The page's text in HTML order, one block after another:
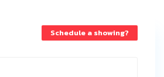
Schedule a showing?